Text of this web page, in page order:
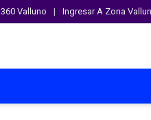
360 Valluno Ingresar A Zona